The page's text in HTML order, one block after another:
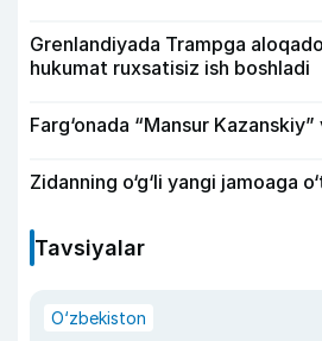
Grenlandiyada Trampga
hukumat ruxsatisiz ish boshladi
Farg‘onada “Mansur
Zidanning o‘g‘li yangi jamoaga
Tavsiyalar
O‘zbekiston